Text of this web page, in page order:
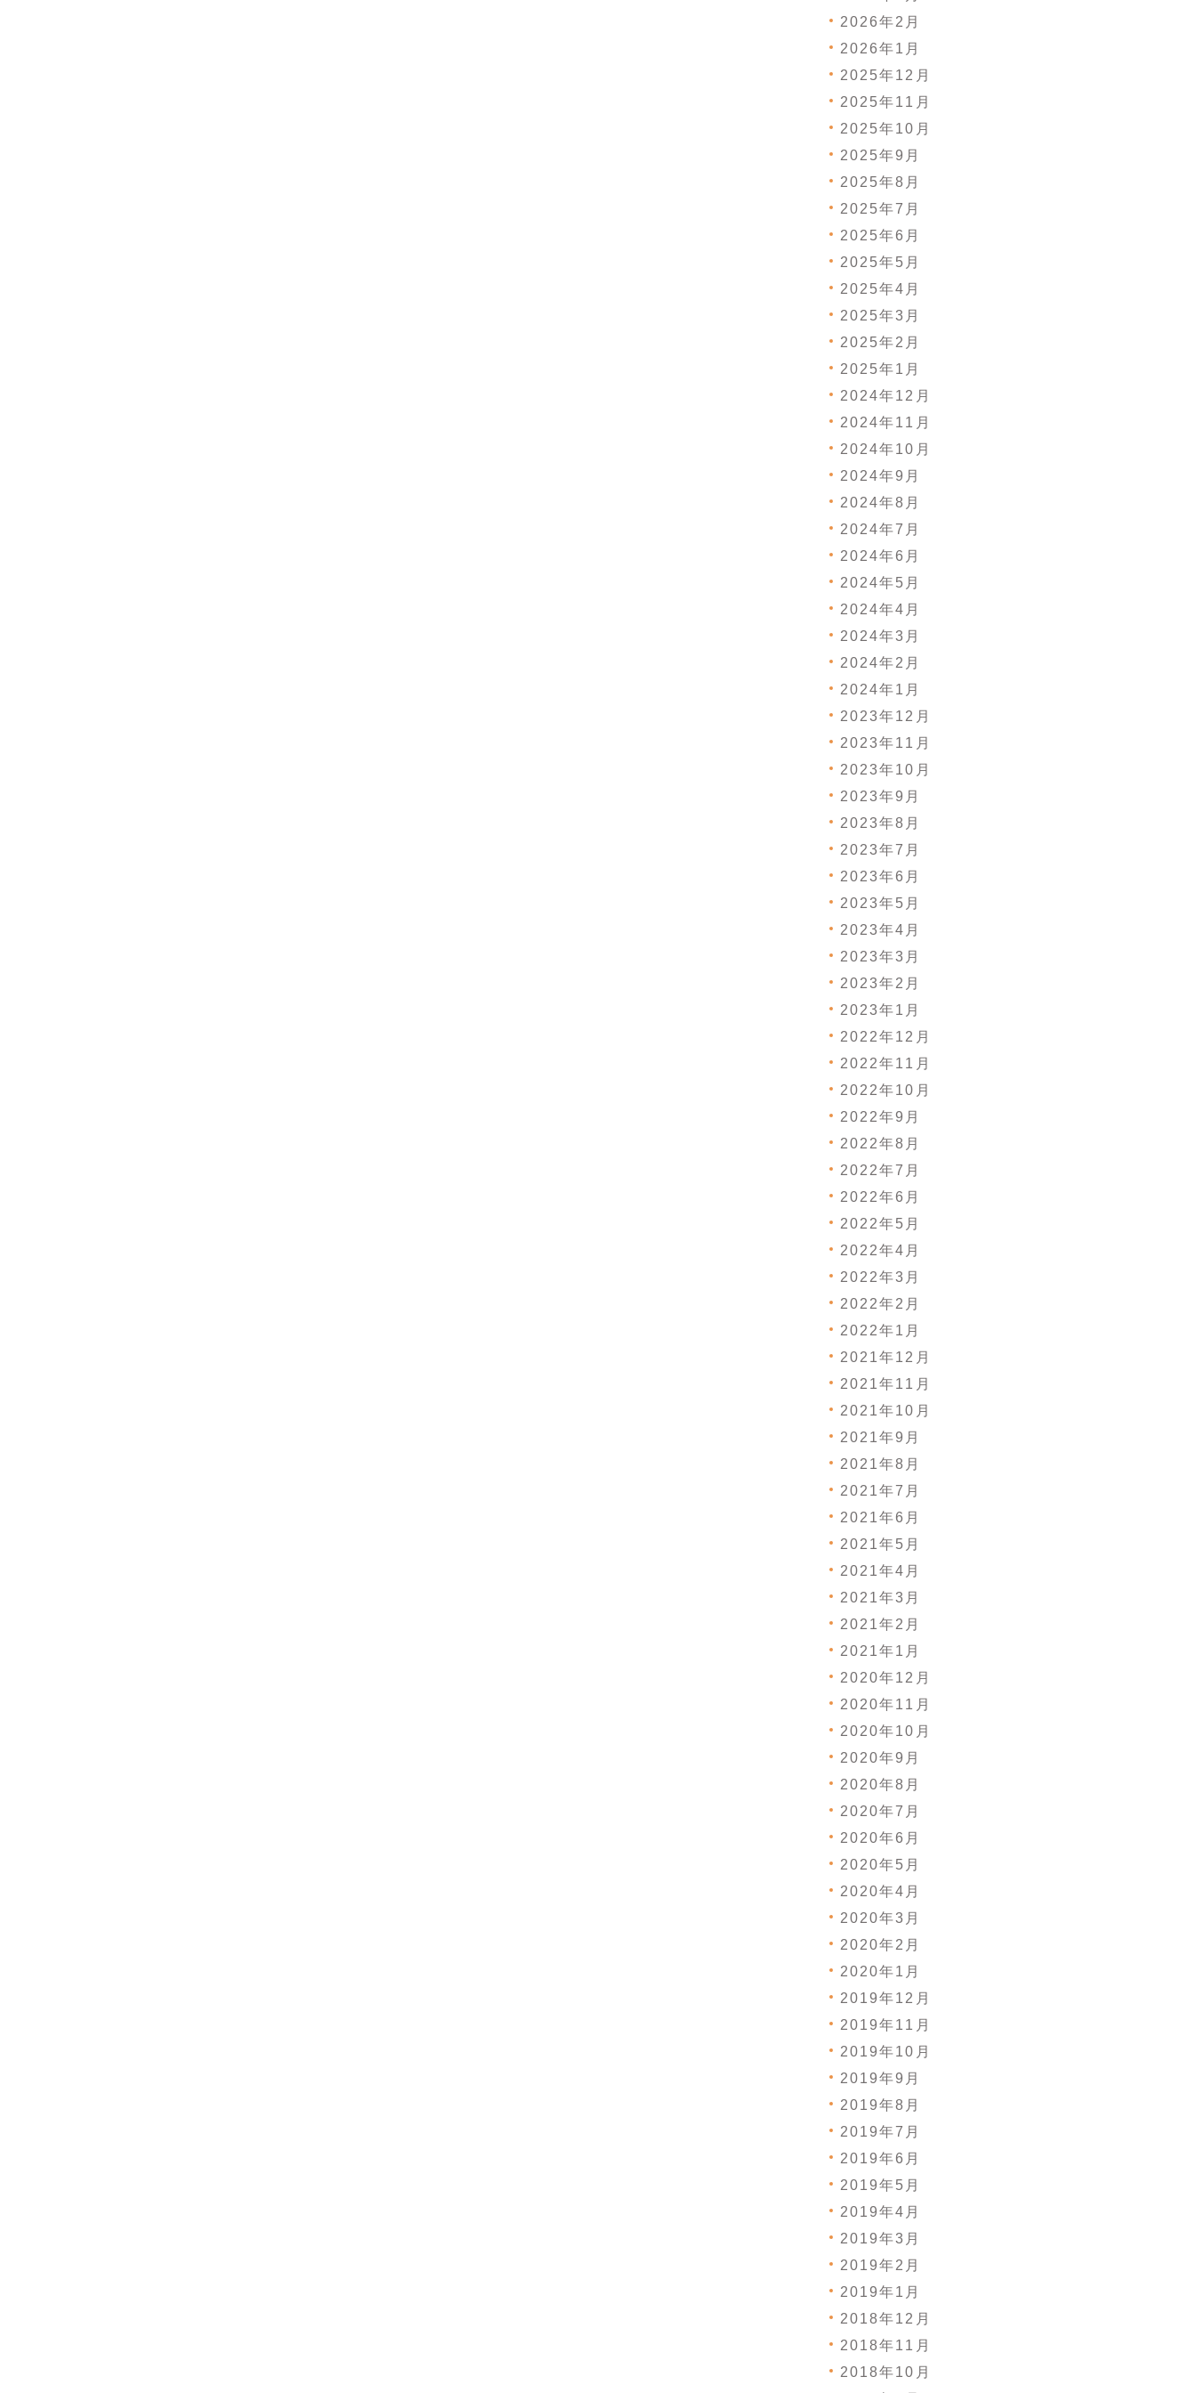
2026年2月
2026年1月
2025年12月
2025年11月
2025年10月
2025年9月
2025年8月
2025年7月
2025年6月
2025年5月
2025年4月
2025年3月
2025年2月
2025年1月
2024年12月
2024年11月
2024年10月
2024年9月
2024年8月
2024年7月
2024年6月
2024年5月
2024年4月
2024年3月
2024年2月
2024年1月
2023年12月
2023年11月
2023年10月
2023年9月
2023年8月
2023年7月
2023年6月
2023年5月
2023年4月
2023年3月
2023年2月
2023年1月
2022年12月
2022年11月
2022年10月
2022年9月
2022年8月
2022年7月
2022年6月
2022年5月
2022年4月
2022年3月
2022年2月
2022年1月
2021年12月
2021年11月
2021年10月
2021年9月
2021年8月
2021年7月
2021年6月
2021年5月
2021年4月
2021年3月
2021年2月
2021年1月
2020年12月
2020年11月
2020年10月
2020年9月
2020年8月
2020年7月
2020年6月
2020年5月
2020年4月
2020年3月
2020年2月
2020年1月
2019年12月
2019年11月
2019年10月
2019年9月
2019年8月
2019年7月
2019年6月
2019年5月
2019年4月
2019年3月
2019年2月
2019年1月
2018年12月
2018年11月
2018年10月